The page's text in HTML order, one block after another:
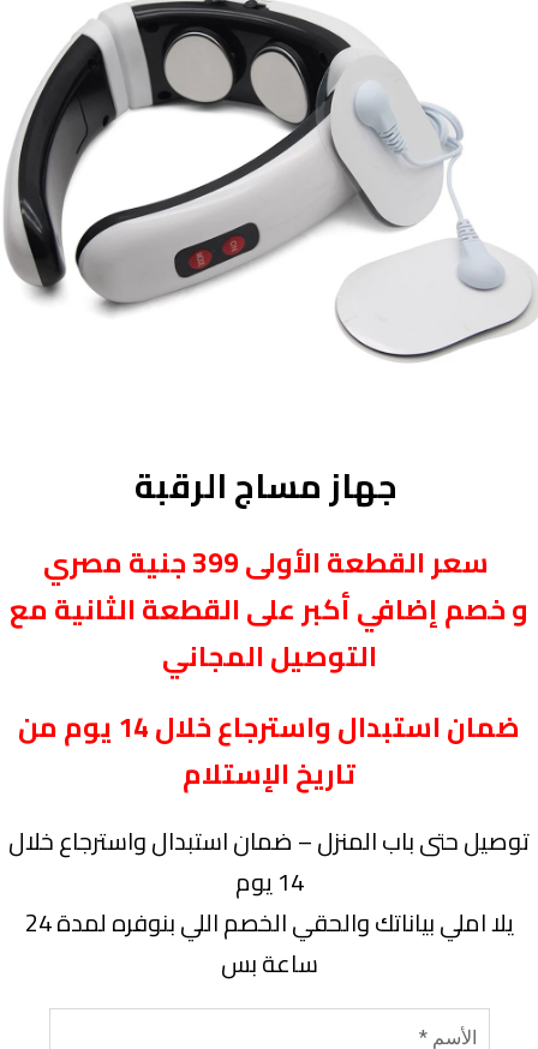
و خصم إضافي أكبر على القطعة الثانية مع
التوصيل المجاني
ضمان استبدال واسترجاع خلال 14 يوم من
تاريخ الإستلام
توصيل حتى باب المنزل – ضمان استبدال واسترجاع خلال
14 يوم
يلا املي بياناتك والحقي الخصم اللي بنوفره لمدة 24
ساعة بس